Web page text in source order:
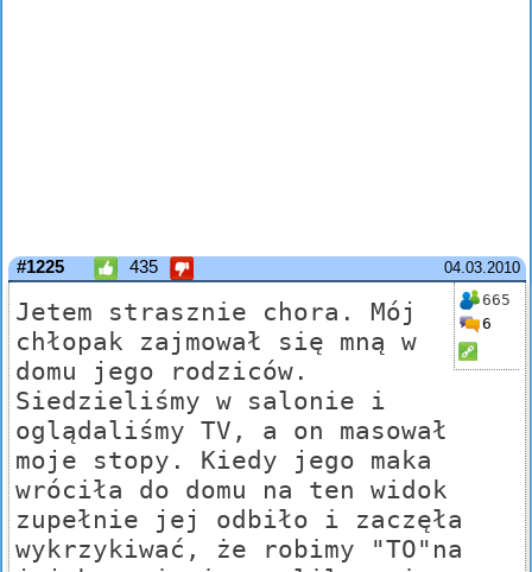
04.03.2010
#1225 435
665
6
Jetem strasznie chora. Mój
chłopak zajmował się mną w
domu jego rodziców.
Siedzieliśmy w salonie i
oglądaliśmy TV, a on masował
moje stopy. Kiedy jego maka
wróciła do domu na ten widok
zupełnie jej odbiło i zaczęła
wykrzykiwać, że robimy "TO"na